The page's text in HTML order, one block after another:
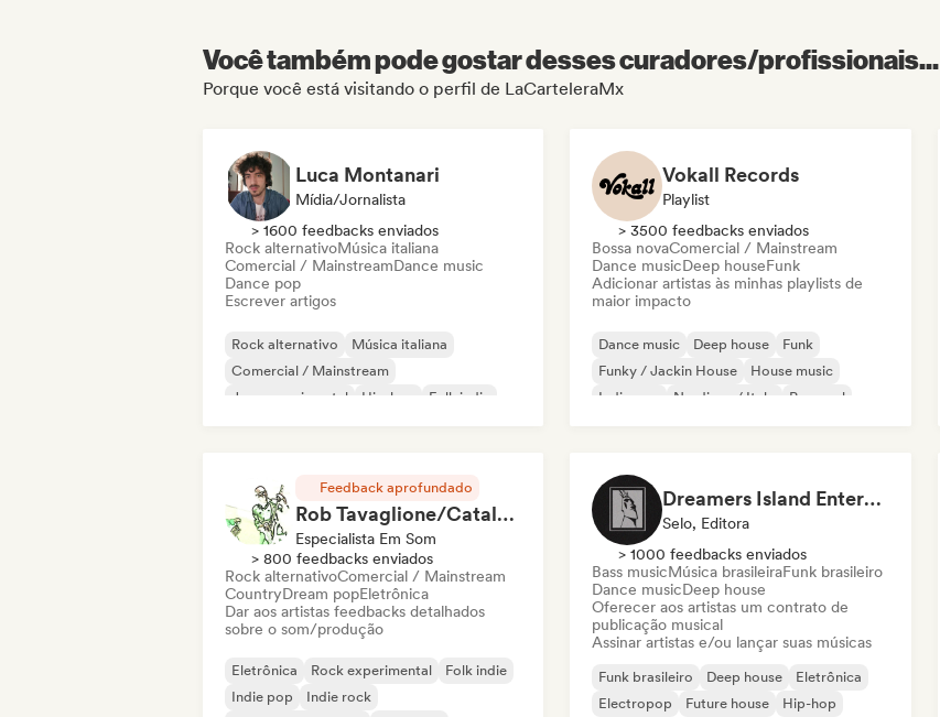
Você também pode gostar desses curadores/profissionais...
Porque você está visitando o perfil de LaCarteleraMx
Luca Montanari
Mídia/Jornalista
> 1600 feedbacks enviados
Rock alternativoMúsica italiana
Comercial / MainstreamDance music
Dance pop
Escrever artigos
Rock alternativo
Música italiana
Comercial / Mainstream
Jazz experimental
Hip-hop
Folk indie
Vokall Records
Playlist
> 3500 feedbacks enviados
Bossa novaComercial / Mainstream
Dance musicDeep houseFunk
Adicionar artistas às minhas playlists de
maior impacto
Dance music Deep house
Funk
Funky / Jackin House
House music
Indie pop
Nu-disco / Italo Pop soul
Feedback aprofundado
Rob Tavaglione/Catalyst Recording
Especialista Em Som
> 800 feedbacks enviados
Rock alternativoComercial / Mainstream
CountryDream popEletrônica
Dar aos artistas feedbacks detalhados
sobre o som/produção
Eletrônica Rock experimental
Folk indie
Indie pop
Indie rock
Dreamers Island Entertainment
Selo, Editora
> 1000 feedbacks enviados
Bass musicMúsica brasileiraFunk brasileiro
Dance musicDeep house
Oferecer aos artistas um contrato de
publicação musical
Assinar artistas e/ou lançar suas músicas
Funk brasileiro Deep house
Eletrônica
Electropop
Future house
Hip-hop